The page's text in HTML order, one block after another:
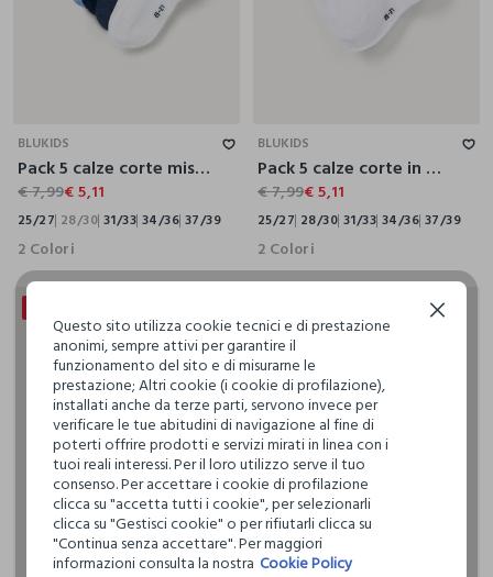
BLUKIDS
Pack 5 calze corte misto cotone
€ 7,99€ 5,11
25/27 28/30 31/33 34/36 37/39
2 Colori
BLUKIDS
Pack 5 calze corte in misto cotone stretch
€ 7,99€ 5,11
25/27 28/30 31/33 34/36 37/39
2 Colori
Questo sito utilizza cookie tecnici e di prestazione
anonimi, sempre attivi per garantire il
funzionamento del sito e di misurarne le
prestazione; Altri cookie (i cookie di profilazione),
installati anche da terze parti, servono invece per
verificare le tue abitudini di navigazione al fine di
poterti offrire prodotti e servizi mirati in linea con i
tuoi reali interessi. Per il loro utilizzo serve il tuo
consenso. Per accettare i cookie di profilazione
clicca su "accetta tutti i cookie", per selezionarli
clicca su "Gestisci cookie" o per rifiutarli clicca su
"Continua senza accettare". Per maggiori
informazioni consulta la nostra Cookie Policy
Continua senza accettare